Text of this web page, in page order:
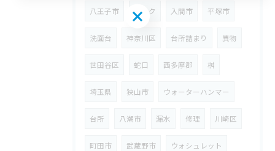
八王子市 シンク 入間市 平塚市
洗面台 神奈川区 台所詰まり 異物
世田谷区 蛇口 西多摩郡 桝
埼玉県 狭山市 ウォーターハンマー
台所 八潮市 漏水 修理 川崎区
町田市 武蔵野市 ウォシュレット
ご相談はこちら